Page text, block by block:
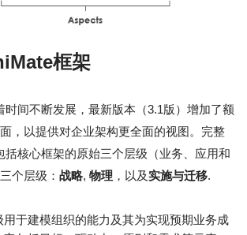
框架
时间不断发展，最新版本（3.1版）增加了额
，以提供对企业架构更全面的视图。完整
括核心框架的原始三个层级（业务、应用和
个层级： 战略, 物理 ，以及实施与迁移.
用于建模组织的能力及其为实现预期业务成